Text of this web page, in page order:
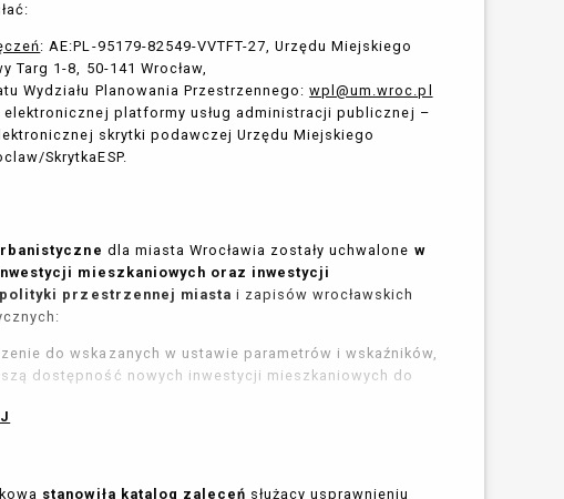
: AE:PL-95179-82549-VVTFT-27, Urzędu Miejskiego
Targ 1-8, 50-141 Wrocław,
Wydziału Planowania Przestrzennego:wpl@um.wroc.pl
platformy usług administracji publicznej –
skrytki podawczej Urzędu Miejskiego
SkrytkaESP.
dla miasta Wrocławia zostały uchwalone w
mieszkaniowych oraz inwestycji
przestrzennej miasta i zapisów wrocławskich
do wskazanych w ustawie parametrów i wskaźników,
dostępność nowych inwestycji mieszkaniowych do
wyłącznie w postępowaniach wynikających z zapisów
do sporządzania miejscowych planów
stanowiła katalog zaleceń służący usprawnieniu